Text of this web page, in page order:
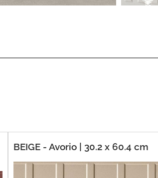
BEIGE - Avorio | 30.2 x 60.4 cm